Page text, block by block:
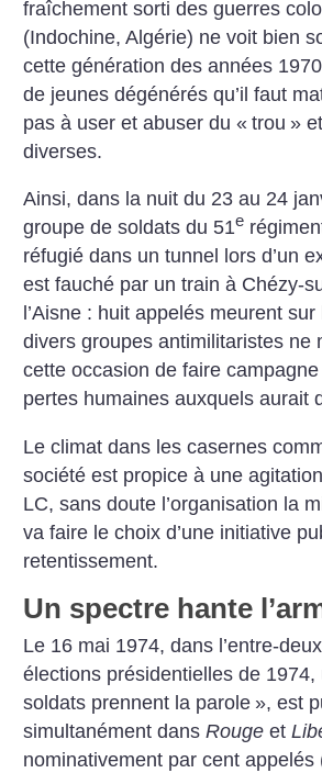
fraîchement sorti des guerres
(Indochine, Algérie) ne voit bien
cette génération des années
de jeunes dégénérés qu’il faut
pas à user et abuser du « trou »
diverses.
Ainsi, dans la nuit du 23 au 24
groupe de soldats du 51e
réfugié dans un tunnel lors d’un
est fauché par un train à Chézy-
l’Aisne : huit appelés meurent
divers groupes antimilitaristes ne
cette occasion de faire
pertes humaines auxquels aurait
Le climat dans les casernes
société est propice à une
LC, sans doute l’organisation la
va faire le choix d’une initiative
retentissement.
Un spectre hante
Le 16 mai 1974, dans l’entre-
élections présidentielles de 1974,
soldats prennent la parole », est
simultanément dansRougeet
nominativement par cent appelés